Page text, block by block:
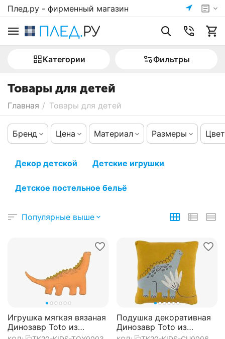
Плед.ру - фирменный магазин
Категории Фильтры
Товары для детей
Главная / Товары для детей
Бренд Цена Материал Размеры Цвет
Декор детской Детские игрушки
Детское постельное бельё
Популярные выше
Игрушка мягкая вязаная
Динозавр Toto из
коллекции Tiny world
Подушка декоративная
Динозавр Toto из
коллекции Tiny world